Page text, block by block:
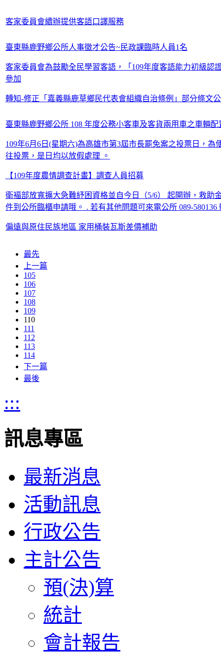
客家委員會續辦提供客語口譯服務
臺東縣鹿野鄉公所人事徵才公告~民政課臨時人員1名
客家委員會為鼓勵全民學習客語，「109年度客語能力初級認
參加
轉知-修正「嘉義縣鹿草鄉民代表會組織自治條例」部分條文
臺東縣鹿野鄉公所 108 年度公務小客車及客貨兩用車之車輛
109年6月6日(星期六)為高雄市第3屆市長罷免案之投票日，
往投票，是日均以放假處理 。
【109年度農情調查計畫】調查人員招募
衛褔部放寬擴大急難紓困資格並自今日（5/6） 起開辦，救助
件到公所臨櫃申請哦。 . 若有其他問題可來電公所 089-580136
偏遠與原住民族地區 家用桶裝瓦斯差價補助
最先
上一篇
105
106
107
108
109
110
111
112
113
114
下一篇
最後
:::
訊息專區
最新消息
活動訊息
行政公告
主計公告
預(決)算
統計
會計報告